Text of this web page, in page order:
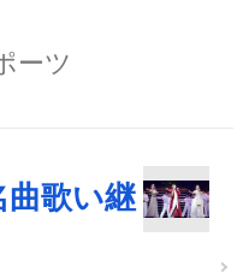
ーツ
曲歌い継